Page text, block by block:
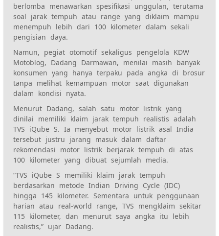
berlomba menawarkan spesifikasi unggulan, terutama
soal jarak tempuh atau range yang diklaim mampu
menempuh lebih dari 100 kilometer dalam sekali
pengisian daya.
Namun, pegiat otomotif sekaligus pengelola KDW
Motoblog, Dadang Darmawan, menilai masih banyak
konsumen yang hanya terpaku pada angka di brosur
tanpa melihat kemampuan motor saat digunakan
dalam kondisi nyata.
Menurut Dadang, salah satu motor listrik yang
dinilai memiliki klaim jarak tempuh realistis adalah
TVS iQube S. Ia menyebut motor listrik asal India
tersebut justru jarang masuk dalam daftar
rekomendasi motor listrik berjarak tempuh di atas
100 kilometer yang dibuat sejumlah media.
“TVS iQube S memiliki klaim jarak tempuh
berdasarkan metode Indian Driving Cycle (IDC)
hingga 145 kilometer. Sementara untuk penggunaan
harian atau real-world range, TVS mengklaim sekitar
115 kilometer, dan menurut saya angka itu lebih
realistis,” ujar Dadang.